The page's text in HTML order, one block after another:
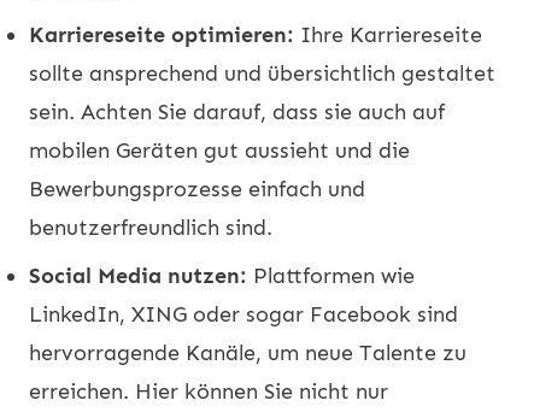
Karriereseite optimieren: Ihre Karriereseite
sollte ansprechend und übersichtlich gestaltet
sein. Achten Sie darauf, dass sie auch auf
mobilen Geräten gut aussieht und die
Bewerbungsprozesse einfach und
benutzerfreundlich sind.
Social Media nutzen: Plattformen wie
LinkedIn, XING oder sogar Facebook sind
hervorragende Kanäle, um neue Talente zu
erreichen. Hier können Sie nicht nur